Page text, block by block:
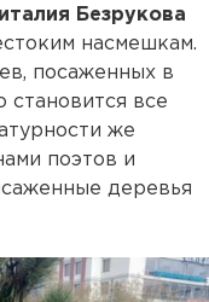
Безрукова
насмешкам.
посаженных в
все
же
поэтов и
деревья